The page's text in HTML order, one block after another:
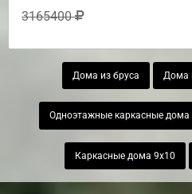
3165400
Дома из бруса Дома
Одноэтажные каркасные дома
Каркасные дома 9х10